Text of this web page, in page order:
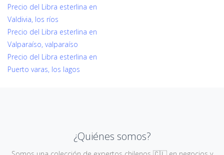
Precio del Libra esterlina en
Valdivia, los ríos
Precio del Libra esterlina en
Valparaíso, valparaíso
Precio del Libra esterlina en
Puerto varas, los lagos
¿Quiénes somos?